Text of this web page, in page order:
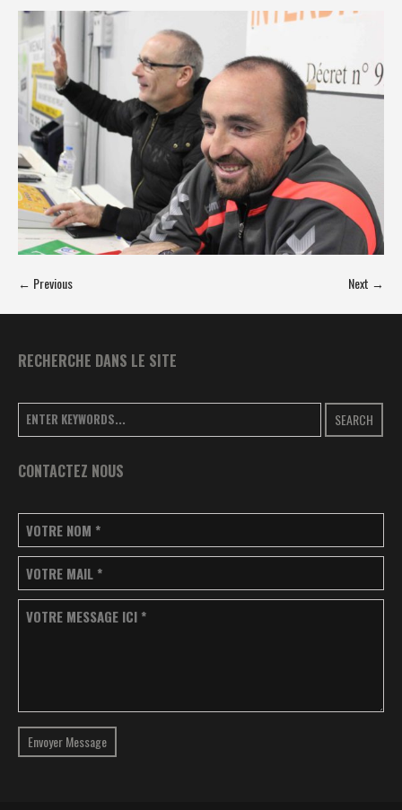
← Previous Next →
RECHERCHE DANS LE SITE
SEARCH
CONTACTEZ NOUS
VOTRE NOM *
VOTRE MAIL *
VOTRE MESSAGE ICI *
Envoyer Message